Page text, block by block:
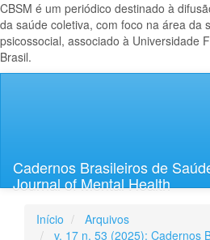
CBSM é um periódico destinado à
da saúde coletiva, com foco na área da
psicossocial, associado à Universidade
Brasil.
Lateral
Cadernos Brasileiros de
Journal of Mental Health
Início
Arquivos
v. 17 n. 53 (2025): Cadernos